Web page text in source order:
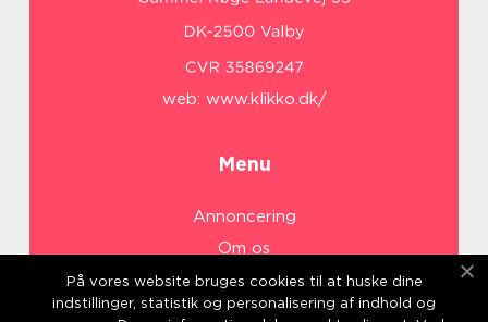
web: www.klikko.dk/
Menu
Annoncering
Om os
Cookies
Kontakt os
På vores website bruges cookies til at huske dine
indstillinger, statistik og personalisering af indhold og